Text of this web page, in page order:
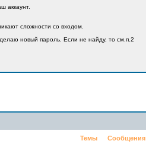
аккаунт.
сложности со входом.
новый пароль. Если не найду, то см.п.2
Темы Сообщения